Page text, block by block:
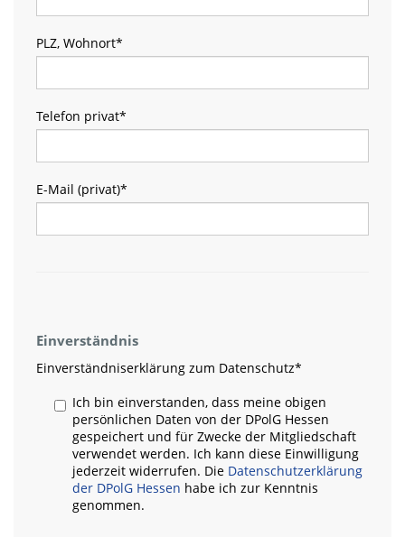
PLZ, Wohnort*
Telefon privat*
E-Mail (privat)*
Einverständnis
Einverständniserklärung zum Datenschutz*
Ich bin einverstanden, dass meine obigen
persönlichen Daten von der DPolG Hessen
gespeichert und für Zwecke der Mitgliedschaft
verwendet werden. Ich kann diese Einwilligung
jederzeit widerrufen. Die Datenschutzerklärung
der DPolG Hessen habe ich zur Kenntnis
genommen.